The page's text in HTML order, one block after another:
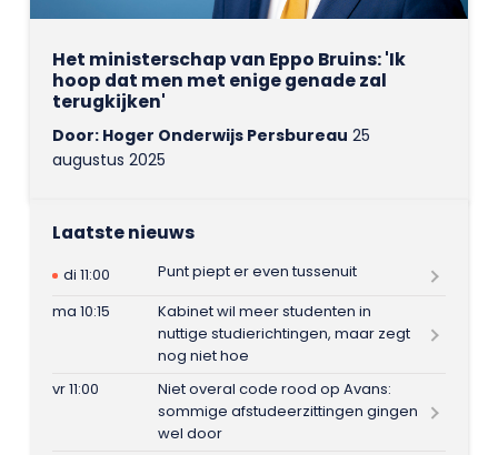
Het ministerschap van Eppo Bruins: 'Ik
hoop dat men met enige genade zal
terugkijken'
Door: Hoger Onderwijs Persbureau 25
augustus 2025
Laatste nieuws
di 11:00
Punt piept er even tussenuit
ma 10:15
Kabinet wil meer studenten in
nuttige studierichtingen, maar zegt
nog niet hoe
vr 11:00
Niet overal code rood op Avans:
sommige afstudeerzittingen gingen
wel door